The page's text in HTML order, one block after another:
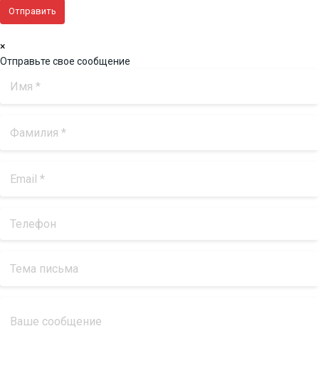
×
Отправьте свое сообщение